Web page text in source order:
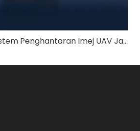
Bagaimanakah Sistem Penghantaran Imej UAV Jarak Jauh 4km Memastikan Kualiti Video Stabil?